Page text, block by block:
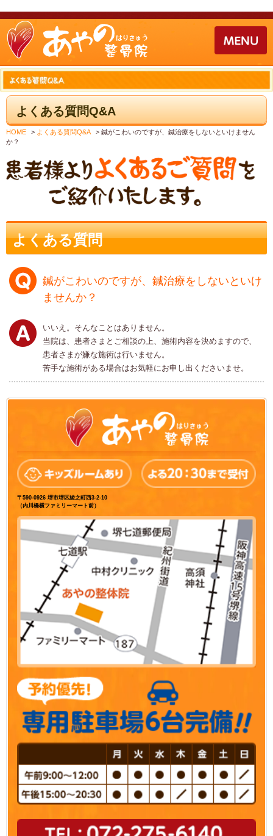
よくある質問Q&A
HOME > よくある質問Q&A > 鍼がこわいのですが、鍼治療をしないといけません
か？
よくある質問
鍼がこわいのですが、鍼治療をしないといけ
ませんか？
いいえ。そんなことはありません。
当院は、患者さまとご相談の上、施術内容を決めますので、
患者さまが嫌な施術は行いません。
苦手な施術がある場合はお気軽にお申し出くださいませ。
〒590-0926 堺市堺区綾之町西3-2-10
（内川橋横ファミリーマート前）